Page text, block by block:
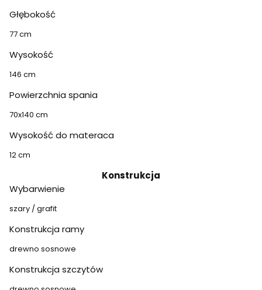
Głębokość
77 cm
Wysokość
146 cm
Powierzchnia spania
70x140 cm
Wysokość do materaca
12 cm
Konstrukcja
Wybarwienie
szary / grafit
Konstrukcja ramy
drewno sosnowe
Konstrukcja szczytów